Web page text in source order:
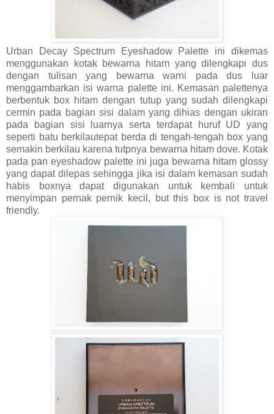
Urban Decay Spectrum Eyeshadow Palette ini dikemas
menggunakan kotak bewarna hitam yang dilengkapi dus
dengan tulisan yang bewarna warni pada dus luar
menggambarkan isi warna palette ini. Kemasan palettenya
berbentuk box hitam dengan tutup yang sudah dilengkapi
cermin pada bagian sisi dalam yang dihias dengan ukiran
pada bagian sisi luarnya serta terdapat huruf UD yang
seperti batu berkilautepat berda di tengah-tengah box yang
semakin berkilau karena tutpnya bewarna hitam dove. Kotak
pada pan eyeshadow palette ini juga bewarna hitam glossy
yang dapat dilepas sehingga jika isi dalam kemasan sudah
habis boxnya dapat digunakan untuk kembali untuk
menyimpan pernak pernik kecil, but this box is not travel
friendly.